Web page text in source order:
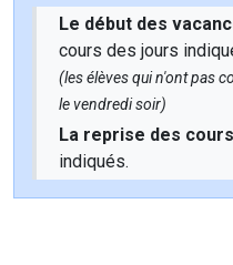
Le début des
cours des jours
(les élèves qui n'ont pas
le vendredi soir)
La reprise des cours
indiqués.